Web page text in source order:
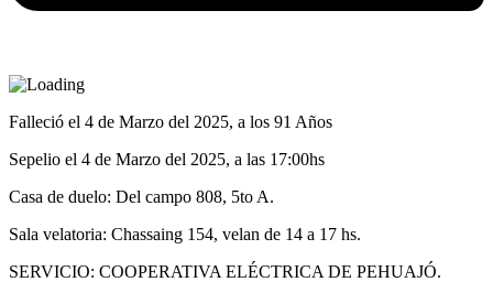
Falleció el 4 de Marzo del 2025, a los 91 Años
Sepelio el 4 de Marzo del 2025, a las 17:00hs
Casa de duelo: Del campo 808, 5to A.
Sala velatoria: Chassaing 154, velan de 14 a 17 hs.
SERVICIO: COOPERATIVA ELÉCTRICA DE PEHUAJÓ.